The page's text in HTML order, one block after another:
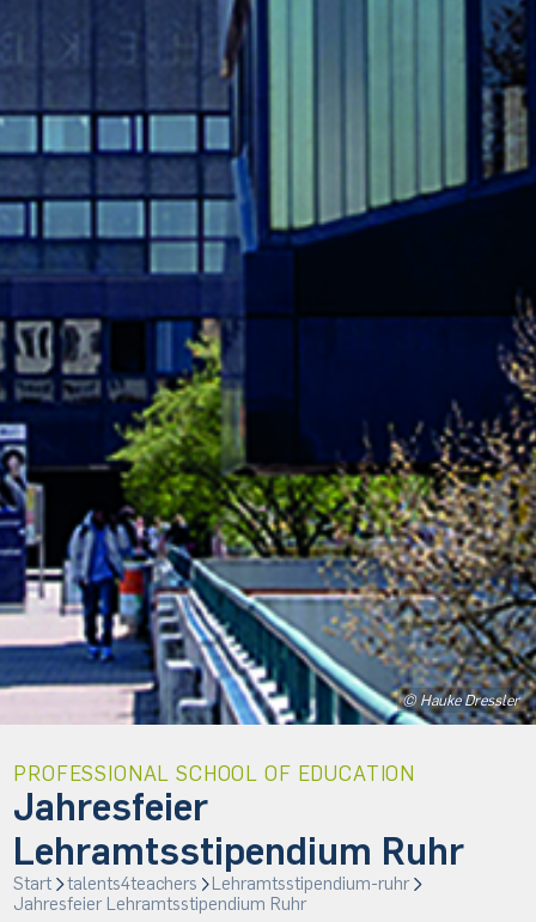
© Hauke Dressler
PROFESSIONAL SCHOOL OF EDUCATION
Jahresfeier
Lehramtsstipendium Ruhr
Start talents4teachers
Lehramtsstipendium-ruhr
Jahresfeier Lehramtsstipendium Ruhr